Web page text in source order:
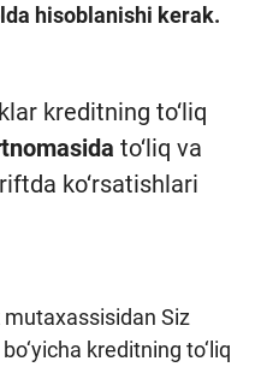
hisoblanishi kerak.
kreditning to‘liq
to‘liq va
ko‘rsatishlari
Siz
kreditning to‘liq